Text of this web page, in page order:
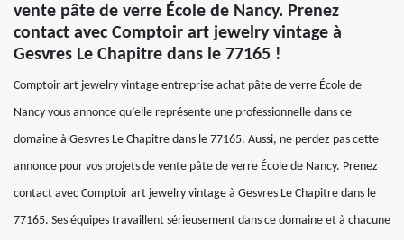
vente pâte de verre École de Nancy. Prenez
contact avec Comptoir art jewelry vintage à
Gesvres Le Chapitre dans le 77165 !
Comptoir art jewelry vintage entreprise achat pâte de verre École de
Nancy vous annonce qu’elle représente une professionnelle dans ce
domaine à Gesvres Le Chapitre dans le 77165. Aussi, ne perdez pas cette
annonce pour vos projets de vente pâte de verre École de Nancy. Prenez
contact avec Comptoir art jewelry vintage à Gesvres Le Chapitre dans le
77165. Ses équipes travaillent sérieusement dans ce domaine et à chacune